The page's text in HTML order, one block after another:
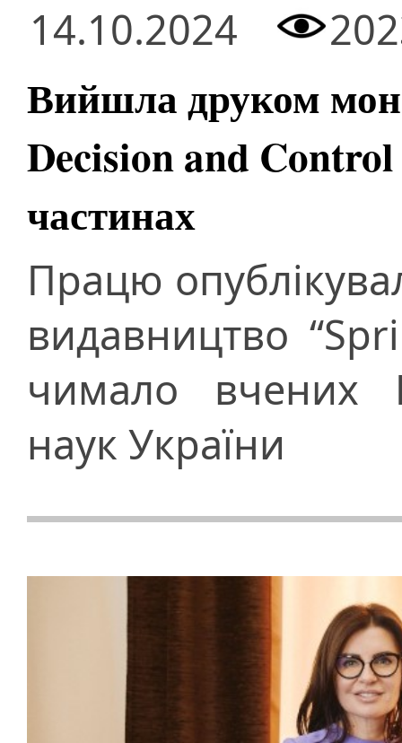
14.10.2024
Вийшла друком
Decision and
частинах
Працю
видавництво
чимало вчених
наук України